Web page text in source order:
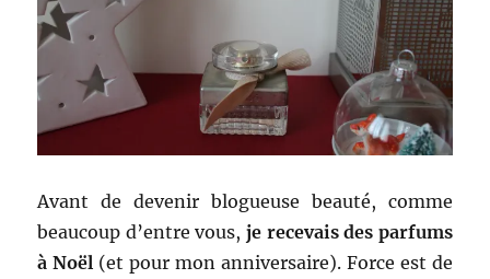
Avant de devenir blogueuse beauté, comme
beaucoup d’entre vous, je recevais des parfums
à Noël (et pour mon anniversaire). Force est de